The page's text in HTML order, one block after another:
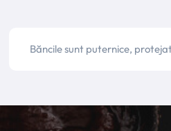
Băncile sunt puternice,